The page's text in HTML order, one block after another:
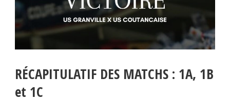
RÉCAPITULATIF DES MATCHS : 1A, 1B
et 1C